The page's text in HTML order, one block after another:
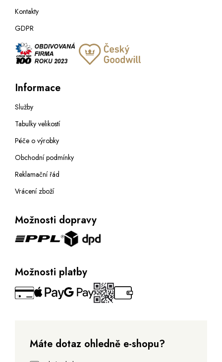
Kontakty
GDPR
Informace
Služby
Tabulky velikostí
Péče o výrobky
Obchodní podmínky
Reklamační řád
Vrácení zboží
Možnosti dopravy
Možnosti platby
Máte dotaz ohledně e-shopu?